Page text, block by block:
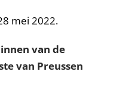
mei 2022.
van de
van Preussen